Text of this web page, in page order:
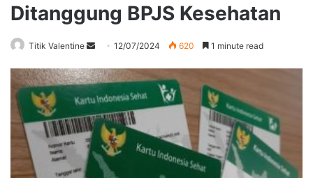
Ditanggung BPJS Kesehatan
Titik Valentine
Send
email
12/07/2024 620 1 minute read